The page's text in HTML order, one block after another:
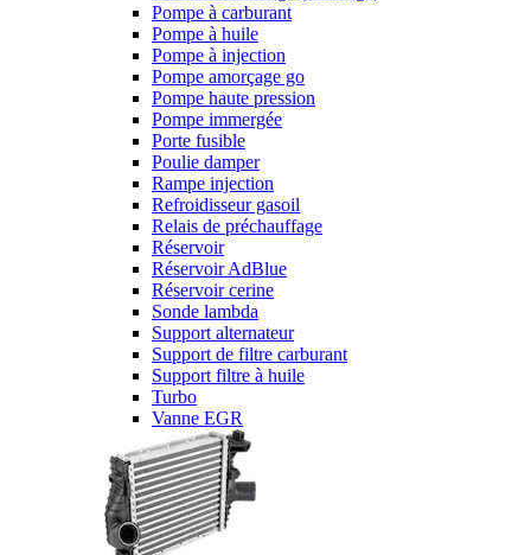
Pompe à carburant
Pompe à huile
Pompe à injection
Pompe amorçage go
Pompe haute pression
Pompe immergée
Porte fusible
Poulie damper
Rampe injection
Refroidisseur gasoil
Relais de préchauffage
Réservoir
Réservoir AdBlue
Réservoir cerine
Sonde lambda
Support alternateur
Support de filtre carburant
Support filtre à huile
Turbo
Vanne EGR